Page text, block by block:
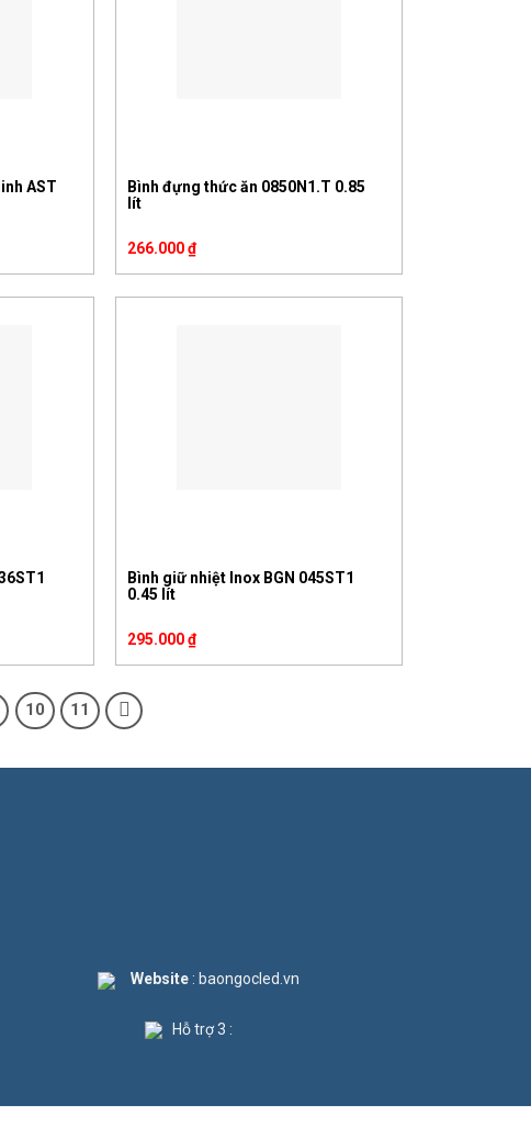
AST
Bình đựng thức ăn 0850N1.T 0.85
lít
266.000₫
Bình giữ nhiệt Inox BGN 045ST1
0.45 lít
295.000₫
10 11
Website : baongocled.vn
Hỗ trợ 3 :